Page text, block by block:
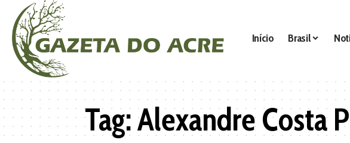
Início Brasil
Tag:Alexandre Costa